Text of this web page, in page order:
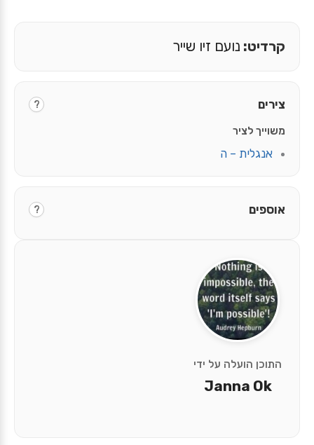
התוכן הועלה על ידי
Janna Ok
קרדיט: נועם זיו שייר
צירים ?
משוייך לציר
אנגלית – ה
אוספים ?